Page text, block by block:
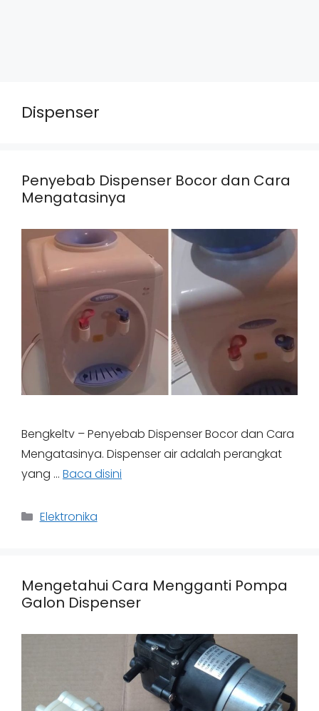
Dispenser
Penyebab Dispenser Bocor dan Cara
Mengatasinya
Bengkeltv – Penyebab Dispenser Bocor dan Cara
Mengatasinya. Dispenser air adalah perangkat
yang … Baca disini
Categories
Elektronika
Mengetahui Cara Mengganti Pompa
Galon Dispenser